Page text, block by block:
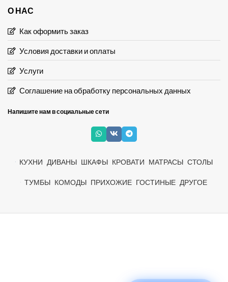
О НАС
Как оформить заказ
Условия доставки и оплаты
Услуги
Соглашение на обработку персональных данных
Напишите нам в социальные сети
КУХНИ ДИВАНЫ ШКАФЫ КРОВАТИ МАТРАСЫ СТОЛЫ
ТУМБЫ КОМОДЫ ПРИХОЖИЕ ГОСТИНЫЕ ДРУГОЕ